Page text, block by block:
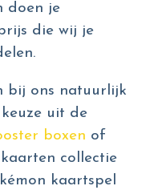
doen je
die wij je
bij ons natuurlijk
uit de
boxen of
collectie
kaartspel